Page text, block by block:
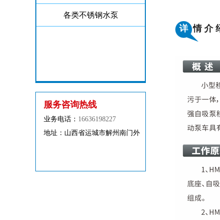
各类不锈钢水泵
服务咨询热线
业务电话： 16636198227
地址：山西省运城市解州南门外
详情 介